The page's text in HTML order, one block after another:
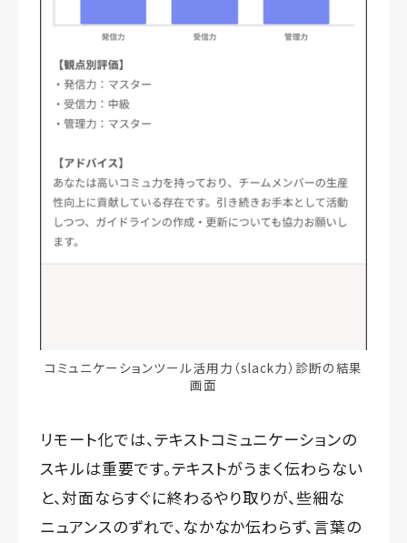
コミュニケーションツール活用力（slack力）診断の結果
画面
リモート化では、テキストコミュニケーションの
スキルは重要です。テキストがうまく伝わらない
と、対面ならすぐに終わるやり取りが、些細な
ニュアンスのずれで、なかなか伝わらず、言葉の